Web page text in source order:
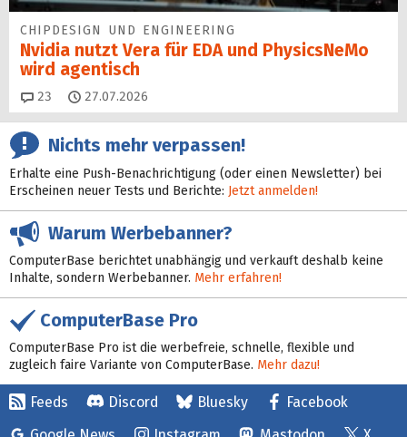
CHIPDESIGN UND ENGINEERING
Nvidia nutzt Vera für EDA und PhysicsNeMo
wird agentisch
23 Kommentare
27.07.2026
Nichts mehr verpassen!
Erhalte eine Push-Benachrichtigung (oder einen Newsletter) bei
Erscheinen neuer Tests und Berichte: Jetzt anmelden!
Warum Werbebanner?
ComputerBase berichtet unabhängig und verkauft deshalb keine
Inhalte, sondern Werbebanner. Mehr erfahren!
ComputerBase Pro
ComputerBase Pro ist die werbefreie, schnelle, flexible und
zugleich faire Variante von ComputerBase. Mehr dazu!
Feeds Discord Bluesky
Facebook